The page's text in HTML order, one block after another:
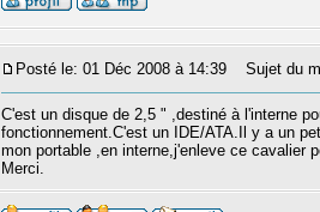
Posté le: 01 Déc 2008 à 14:39 Sujet du
C'est un disque de 2,5 " ,destiné à l'interne
fonctionnement.C'est un IDE/ATA.Il y a un
mon portable ,en interne,j'enleve ce cavalier
Merci.